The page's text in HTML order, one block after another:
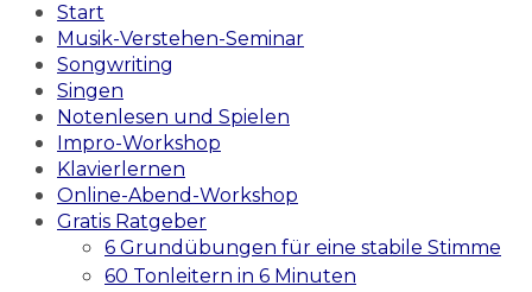
Start
Musik-Verstehen-Seminar
Songwriting
Singen
Notenlesen und Spielen
Impro-Workshop
Klavierlernen
Online-Abend-Workshop
Gratis Ratgeber
6 Grundübungen für eine stabile Stimme
60 Tonleitern in 6 Minuten